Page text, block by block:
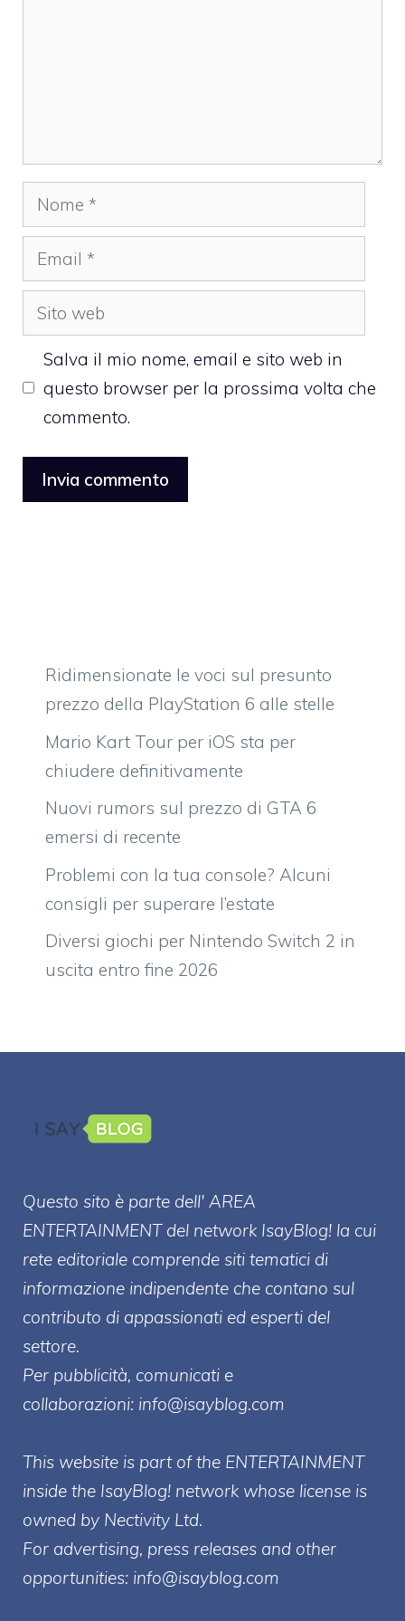
Nome
Email
Sito
web
Salva il mio nome, email e sito web in
questo browser per la prossima volta che
commento.
Ridimensionate le voci sul presunto
prezzo della PlayStation 6 alle stelle
Mario Kart Tour per iOS sta per
chiudere definitivamente
Nuovi rumors sul prezzo di GTA 6
emersi di recente
Problemi con la tua console? Alcuni
consigli per superare l’estate
Diversi giochi per Nintendo Switch 2 in
uscita entro fine 2026
Questo sito è parte dell' AREA
ENTERTAINMENT del network IsayBlog! la cui
rete editoriale comprende siti tematici di
informazione indipendente che contano sul
contributo di appassionati ed esperti del
settore.
Per pubblicità, comunicati e
collaborazioni: info@isayblog.com
This website is part of the ENTERTAINMENT
inside the IsayBlog! network whose license is
owned by Nectivity Ltd.
For advertising, press releases and other
opportunities: info@isayblog.com